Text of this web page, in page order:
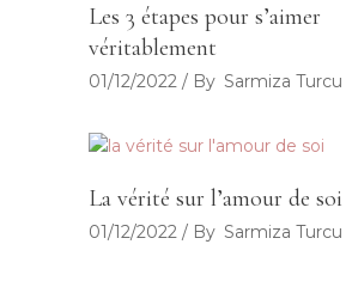
Les 3 étapes pour s’aimer
véritablement
01/12/2022 By Sarmiza Turcu
La vérité sur l’amour de soi
01/12/2022 By Sarmiza Turcu